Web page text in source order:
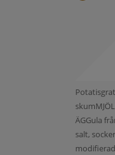
ÄGGula
salt,